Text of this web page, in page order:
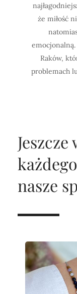
że miłość
Raków,
problemach
nasze